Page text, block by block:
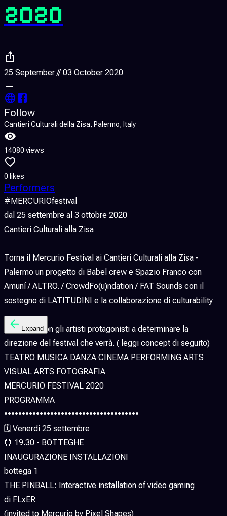
2020
25 September // 03 October 2020
—
Follow
Cantieri Culturali della Zisa, Palermo, Italy
14080 views
0 likes
Performers
#MERCURIOfestival
dal 25 settembre al 3 ottobre 2020
Cantieri Culturali alla Zisa
Torna il Mercurio Festival ai Cantieri Culturali alla Zisa -
Palermo un progetto di Babel crew e Spazio Franco con
Amuní / ALTRO. / CrowdFo(u)ndation / FAT Sounds con il
sostegno di LATITUDINI e la collaborazione di culturability
Il Festival con gli artisti protagonisti a determinare la
direzione del festival che verrà. ( leggi concept di seguito)
TEATRO MUSICA DANZA CINEMA PERFORMING ARTS
VISUAL ARTS FOTOGRAFIA
MERCURIO FESTIVAL 2020
PROGRAMMA
••••••••••••••••••••••••••••••••••••••
🗓 Venerdi 25 settembre
⏰ 19.30 - BOTTEGHE
INAUGURAZIONE INSTALLAZIONI
bottega 1
THE PINBALL: Interactive installation of video gaming
di FLxER
(invited to Mercurio by Pixel Shapes)
Expand